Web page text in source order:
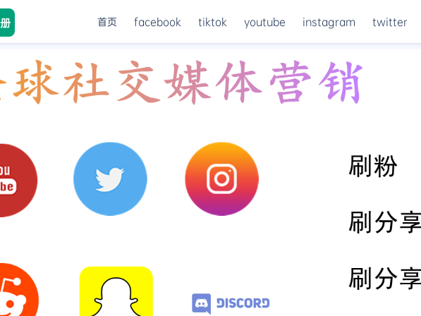
首页 facebook tiktok youtube instagram twitter